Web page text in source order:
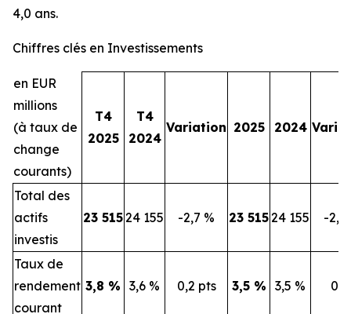
4,0 ans.
Chiffres clés en Investissements
en EUR
millions
(à taux de
change
courants)
T4
2025
T4
2024
Variation 2025 2024
Total des
actifs
investis
23 51524 155 -2,7 % 23 51524 155 -2,7
Taux de
rendement
courant
3,8 % 3,6 % 0,2 pts 3,5 % 3,5 % 0